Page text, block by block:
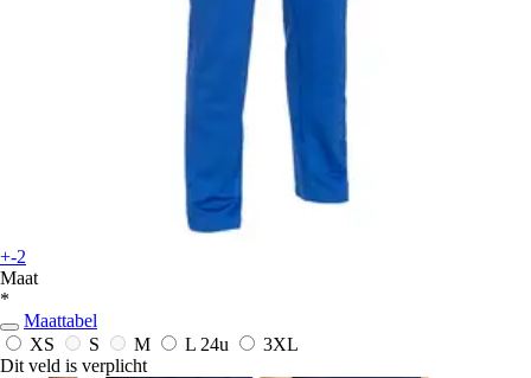
+-2
Maat
*
Maattabel
XS
S M L 24u
3XL
Dit veld is verplicht